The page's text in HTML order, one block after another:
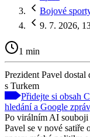
Bojové
9. 7. 2026,
1 min
Prezident Pavel
s Turkem
Přidejte si obsah
hledání a Google
Po virálním AI souboji
Pavel se v nové